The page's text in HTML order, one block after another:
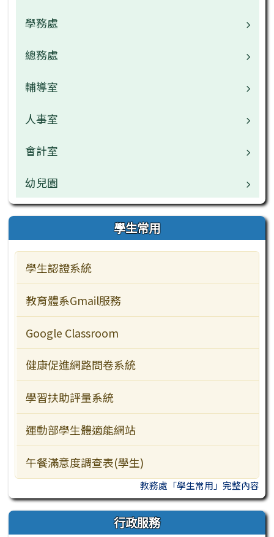
校園公告
業務職掌
校園公告
常用連結
檔案下載
行事曆
網管專區
學生常用
教師常用
主題網站
教學資源
行政服務
訪客常用
學務處
業務職掌
校園公告
檔案下載
行事曆
午餐中心
總務處
業務職掌
校園公告
檔案下載
行事曆
輔導室
業務職掌
校園公告
檔案下載
行事曆
人事室
業務職掌
校園公告
檔案下載
行事曆
會計室
業務職掌
校園公告
檔案下載
行事曆
幼兒園
業務職掌
校園公告
檔案下載
學生常用
學生認證系統
教育體系Gmail服務
Google Classroom
健康促進網路問卷系統
學習扶助評量系統
運動部學生體適能網站
午餐滿意度調查表(學生)
教務處「學生常用」完整內容
行政服務